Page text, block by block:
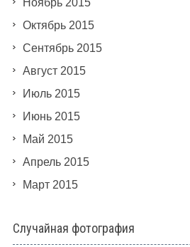
Ноябрь 2015
Октябрь 2015
Сентябрь 2015
Август 2015
Июль 2015
Июнь 2015
Май 2015
Апрель 2015
Март 2015
Случайная фотография